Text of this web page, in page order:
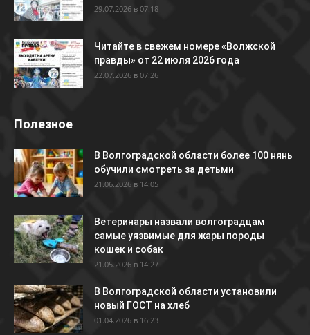
29.07.2026 в 07:18
Читайте в свежем номере «Волжской
правды» от 22 июля 2026 года
22.07.2026 в 07:26
Полезное
В Волгоградской области более 100 нянь
обучили смотреть за детьми
21.06.2026 в 14:05
Ветеринары назвали волгоградцам
самые уязвимые для жары породы
кошек и собак
21.05.2026 в 14:27
В Волгоградской области установили
новый ГОСТ на хлеб
01.04.2026 в 16:23